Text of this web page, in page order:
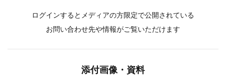
ログインするとメディアの方限定で公開されている
お問い合わせ先や情報がご覧いただけます
添付画像・資料